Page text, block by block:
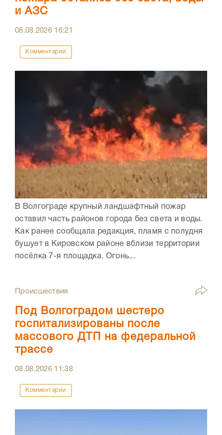
и АЗС
08.08.2026 16:21
Комментарии
В Волгограде крупный ландшафтный пожар
оставил часть районов города без света и воды.
Как ранее сообщала редакция, пламя с полудня
бушует в Кировском районе вблизи территории
посёлка 7-я площадка. Огонь...
Происшествия
Под Волгоградом шестеро
госпитализированы после
массового ДТП на федеральной
трассе
08.08.2026 11:38
Комментарии